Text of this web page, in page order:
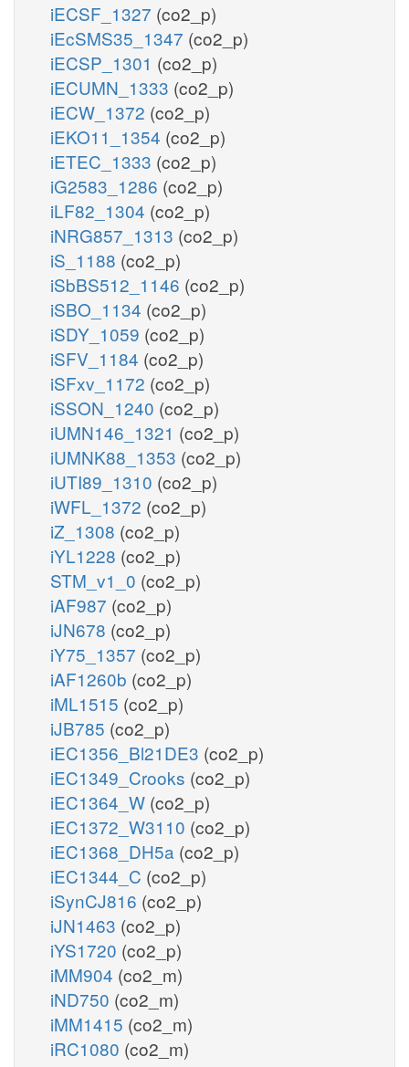
iECSF_1327 (co2_p)
iEcSMS35_1347 (co2_p)
iECSP_1301 (co2_p)
iECUMN_1333 (co2_p)
iECW_1372 (co2_p)
iEKO11_1354 (co2_p)
iETEC_1333 (co2_p)
iG2583_1286 (co2_p)
iLF82_1304 (co2_p)
iNRG857_1313 (co2_p)
iS_1188 (co2_p)
iSbBS512_1146 (co2_p)
iSBO_1134 (co2_p)
iSDY_1059 (co2_p)
iSFV_1184 (co2_p)
iSFxv_1172 (co2_p)
iSSON_1240 (co2_p)
iUMN146_1321 (co2_p)
iUMNK88_1353 (co2_p)
iUTI89_1310 (co2_p)
iWFL_1372 (co2_p)
iZ_1308 (co2_p)
iYL1228 (co2_p)
STM_v1_0 (co2_p)
iAF987 (co2_p)
iJN678 (co2_p)
iY75_1357 (co2_p)
iAF1260b (co2_p)
iML1515 (co2_p)
iJB785 (co2_p)
iEC1356_Bl21DE3 (co2_p)
iEC1349_Crooks (co2_p)
iEC1364_W (co2_p)
iEC1372_W3110 (co2_p)
iEC1368_DH5a (co2_p)
iEC1344_C (co2_p)
iSynCJ816 (co2_p)
iJN1463 (co2_p)
iYS1720 (co2_p)
iMM904 (co2_m)
iND750 (co2_m)
iMM1415 (co2_m)
iRC1080 (co2_m)